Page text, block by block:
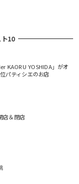
10
KAORU YOSHIDA」がオ
パティシエのお店
店＆閉店